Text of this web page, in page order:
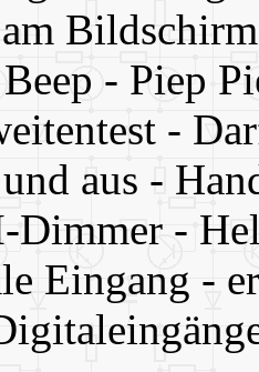
- Piep
-
aus -
Dimmer -
Eingang -